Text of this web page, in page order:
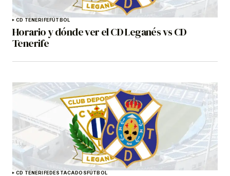
CD TENERIFEFÚTBOL
Horario y dónde ver el CD Leganés vs CD
Tenerife
CD TENERIFEDESTACADOSFÚTBOL